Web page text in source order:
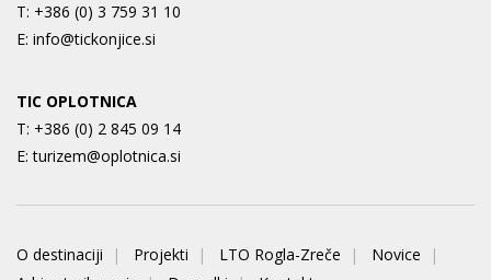
T: +386 (0) 3 759 31 10
E: info@tickonjice.si
TIC OPLOTNICA
T: +386 (0) 2 845 09 14
E:turizem@oplotnica.si
O destinaciji Projekti LTO Rogla-Zreče
Novice